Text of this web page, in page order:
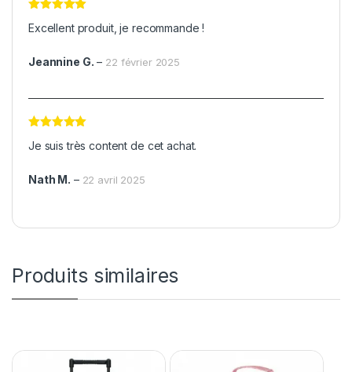
5
Excellent produit, je recommande !
Jeannine G. – 22 février 2025
5
Je suis très content de cet achat.
Nath M. – 22 avril 2025
Produits similaires